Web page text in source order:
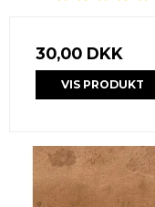
30,00 DKK
VIS PRODUKT